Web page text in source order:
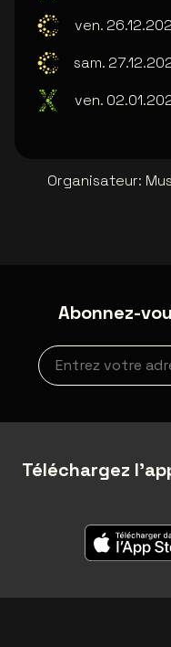
ven.
sam.
ven.
Organisateur:
Abonnez-
Inscription à la
Téléchargez